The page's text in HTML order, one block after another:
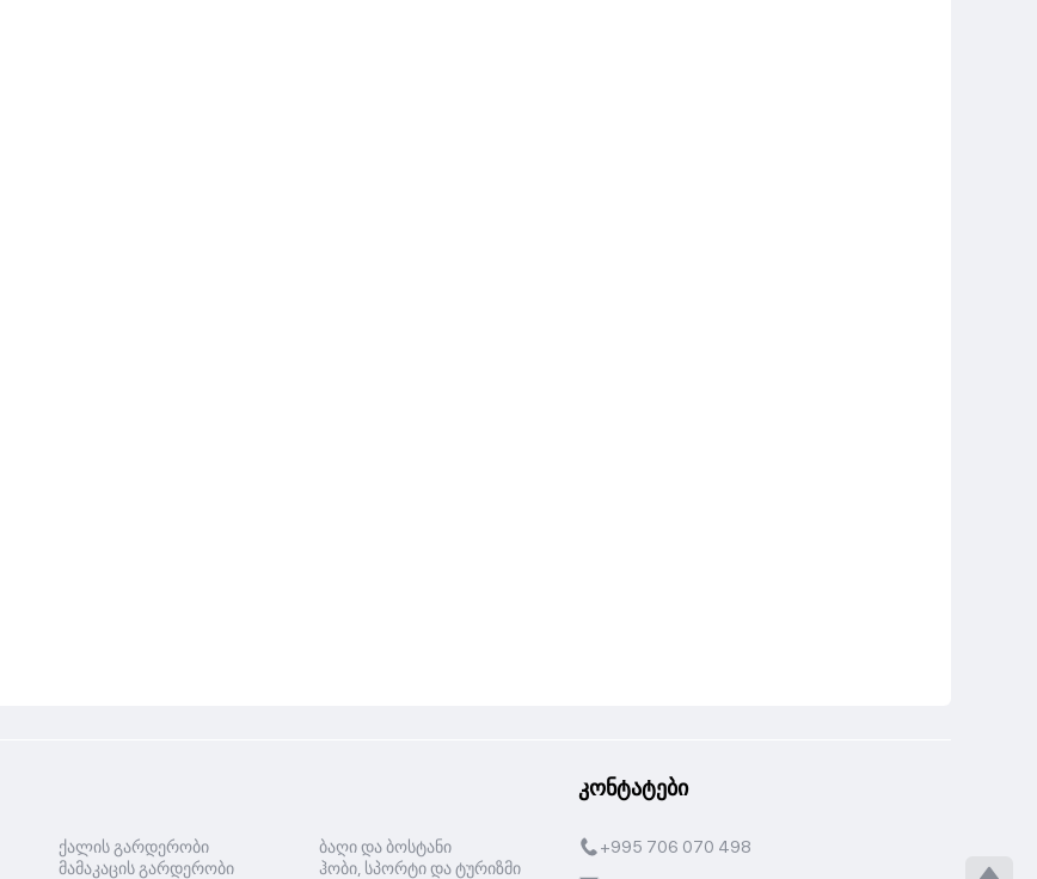
ქალის გარდერობი
მამაკაცის გარდერობი
ბაღი და ბოსტანი
ჰობი, სპორტი და ტურიზმი
კონტატები
+995 706 070 498